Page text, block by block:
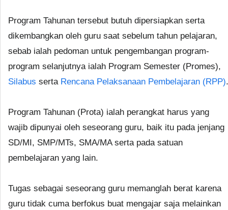
Program Tahunan tersebut butuh dipersiapkan serta
dikembangkan oleh guru saat sebelum tahun pelajaran,
sebab ialah pedoman untuk pengembangan program-
program selanjutnya ialah Program Semester (Promes),
Silabus serta Rencana Pelaksanaan Pembelajaran (RPP).
Program Tahunan (Prota) ialah perangkat harus yang
wajib dipunyai oleh seseorang guru, baik itu pada jenjang
SD/MI, SMP/MTs, SMA/MA serta pada satuan
pembelajaran yang lain.
Tugas sebagai seseorang guru memanglah berat karena
guru tidak cuma berfokus buat mengajar saja melainkan